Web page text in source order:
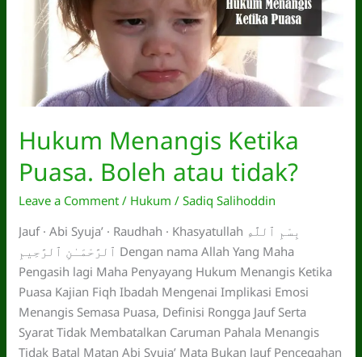
Hukum Menangis Ketika
Puasa. Boleh atau tidak?
Leave a Comment / Hukum /Sadiq Salihoddin
Jauf · Abi Syuja’ · Raudhah · Khasyatullah بِسْمِ ٱللَّهِ
ٱلرَّحْمَـٰنِ ٱلرَّحِيمِ Dengan nama Allah Yang Maha
Pengasih lagi Maha Penyayang Hukum Menangis Ketika
Puasa Kajian Fiqh Ibadah Mengenai Implikasi Emosi
Menangis Semasa Puasa, Definisi Rongga Jauf Serta
Syarat Tidak Membatalkan Caruman Pahala Menangis
Tidak Batal Matan Abi Syuja’ Mata Bukan Jauf Pencegahan